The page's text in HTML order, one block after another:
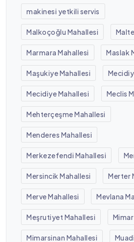
makinesi yetkili servis
Malkoçoğlu Mahallesi
Marmara Mahallesi Maslak
Maşukiye Mahallesi
Mecidiye Mahallesi Meclis
Mehterçeşme Mahallesi
Menderes Mahallesi
Merkezefendi Mahallesi
Mersincik Mahallesi Merter
Merve Mahallesi Mevlana
Meşrutiyet Mahallesi
Mimarsinan Mahallesi